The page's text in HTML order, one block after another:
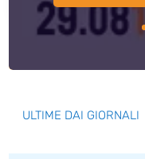
ULTIME DAI GIORNALI